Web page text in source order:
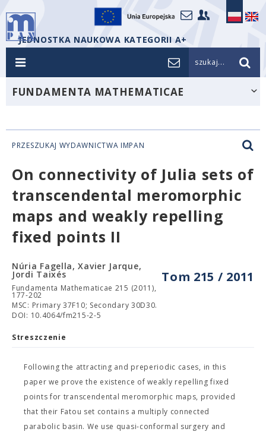
JEDNOSTKA NAUKOWA KATEGORII A+
szukaj...
FUNDAMENTA MATHEMATICAE
PRZESZUKAJ WYDAWNICTWA IMPAN
On connectivity of Julia sets of
transcendental meromorphic
maps and weakly repelling
fixed points II
Tom 215 / 2011
Núria Fagella, Xavier Jarque,
Jordi Taixés
Fundamenta Mathematicae 215 (2011),
177-202
MSC: Primary 37F10; Secondary 30D30.
DOI: 10.4064/fm215-2-5
Streszczenie
Following the attracting and preperiodic cases, in this
paper we prove the existence of weakly repelling fixed
points for transcendental meromorphic maps, provided
that their Fatou set contains a multiply connected
parabolic basin. We use quasi-conformal surgery and